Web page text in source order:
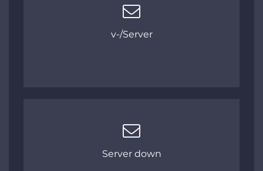
v-/Server
Server down